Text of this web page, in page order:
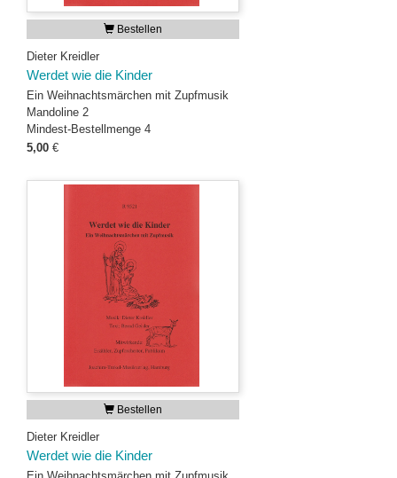
Bestellen
Dieter Kreidler
Werdet wie die Kinder
Ein Weihnachtsmärchen mit Zupfmusik
Mandoline 2
Mindest-Bestellmenge 4
5,00 €
Bestellen
Dieter Kreidler
Werdet wie die Kinder